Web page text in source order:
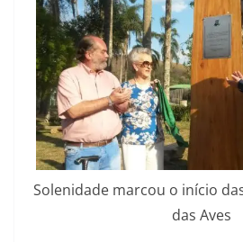
Solenidade marcou o início
das Aves